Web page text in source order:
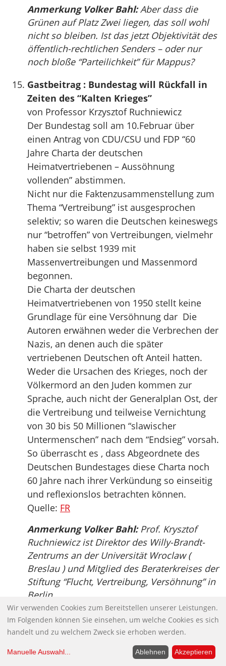
Anmerkung Volker Bahl:Aber dass die
Grünen auf Platz Zwei liegen, das soll wohl
nicht so bleiben. Ist das jetzt Objektivität des
öffentlich-rechtlichen Senders – oder nur
noch bloße “Parteilichkeit” für Mappus?
Gastbeitrag : Bundestag will Rückfall in
Zeiten des “Kalten Krieges”
von Professor Krzysztof Ruchniewicz
Der Bundestag soll am 10.Februar über
einen Antrag von CDU/CSU und FDP “60
Jahre Charta der deutschen
Heimatvertriebenen – Aussöhnung
vollenden” abstimmen.
Nicht nur die Faktenzusammenstellung zum
Thema “Vertreibung” ist ausgesprochen
selektiv; so waren die Deutschen keineswegs
nur “betroffen” von Vertreibungen, vielmehr
haben sie selbst 1939 mit
Massenvertreibungen und Massenmord
begonnen.
Die Charta der deutschen
Heimatvertriebenen von 1950 stellt keine
Grundlage für eine Versöhnung dar Die
Autoren erwähnen weder die Verbrechen der
Nazis, an denen auch die später
vertriebenen Deutschen oft Anteil hatten.
Weder die Ursachen des Krieges, noch der
Völkermord an den Juden kommen zur
Sprache, auch nicht der Generalplan Ost, der
die Vertreibung und teilweise Vernichtung
von 30 bis 50 Millionen “slawischer
Untermenschen” nach dem “Endsieg” vorsah.
So überrascht es , dass Abgeordnete des
Deutschen Bundestages diese Charta noch
60 Jahre nach ihrer Verkündung so einseitig
und reflexionslos betrachten können.
Quelle: FR
Anmerkung Volker Bahl:Prof. Krysztof
Ruchniewicz ist Direktor des Willy-Brandt-
Zentrums an der Universität Wroclaw (
Breslau ) und Mitglied des Beraterkreises der
Stiftung “Flucht, Vertreibung, Versöhnung” in
Berlin.
P.S.:Es ist interessant wie unter dieser
Kanzlerin die Geschichte des deutschen
geschrieben und umgedeutet werden soll –
Wir verwenden Cookies zum Bereitstellen unserer Leistungen.
Im Folgenden können Sie einsehen, um welche Cookies es sich
handelt und zu welchem Zweck sie erhoben werden.
Manuelle Auswahl... Ablehnen Akzeptieren